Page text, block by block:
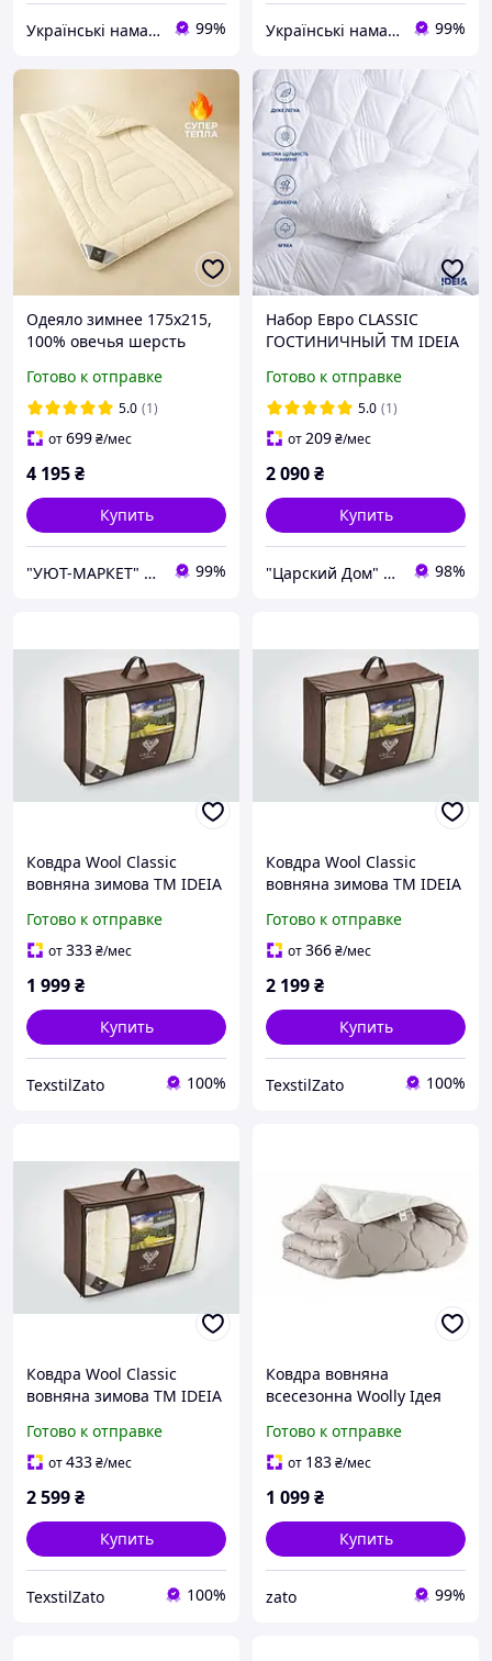
Українські наматрацники 99% Українські наматрацники 99%
Одеяло зимнее 175х215,
100% овечья шерсть
PREMIUM
Готово к отправке
5.0 (1)
от699₴/мес
4 195₴
Купить
"УЮТ-МАРКЕТ" интернет-магазин 99%
Набор Евро CLASSIC
ГОСТИНИЧНЫЙ ТМ IDEIA
подушки 2шт -50Х70 см
Готово к отправке
5.0 (1)
от209₴/мес
2 090₴
Купить
"Царский Дом" - производитель постельного белья из натуральных тканей 98%
Ковдра Wool Classic
вовняна зимова TM IDEIA
Готово к отправке
от333₴/мес
1 999₴
Купить
TexstilZato 100%
Ковдра Wool Classic
вовняна зимова TM IDEIA
Готово к отправке
от366₴/мес
2 199₴
Купить
TexstilZato 100%
Ковдра Wool Classic
вовняна зимова TM IDEIA
Готово к отправке
от433₴/мес
2 599₴
Купить
TexstilZato 100%
Ковдра вовняна
всесезонна Woolly Ідея
Готово к отправке
от 183₴/мес
1 099₴
Купить
zato 99%